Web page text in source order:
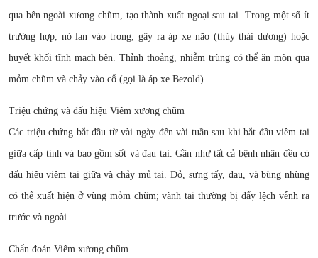
qua bên ngoài xương chũm, tạo thành xuất ngoại sau tai. Trong một số ít
trường hợp, nó lan vào trong, gây ra áp xe não (thùy thái dương) hoặc
huyết khối tĩnh mạch bên. Thỉnh thoảng, nhiễm trùng có thể ăn mòn qua
mỏm chũm và chảy vào cổ (gọi là áp xe Bezold).
Triệu chứng và dấu hiệu Viêm xương chũm
Các triệu chứng bắt đầu từ vài ngày đến vài tuần sau khi bắt đầu viêm tai
giữa cấp tính và bao gồm sốt và đau tai. Gần như tất cả bệnh nhân đều có
dấu hiệu viêm tai giữa và chảy mủ tai. Đỏ, sưng tấy, đau, và bùng nhùng
có thể xuất hiện ở vùng mỏm chũm; vành tai thường bị đẩy lệch vểnh ra
trước và ngoài.
Chẩn đoán Viêm xương chũm